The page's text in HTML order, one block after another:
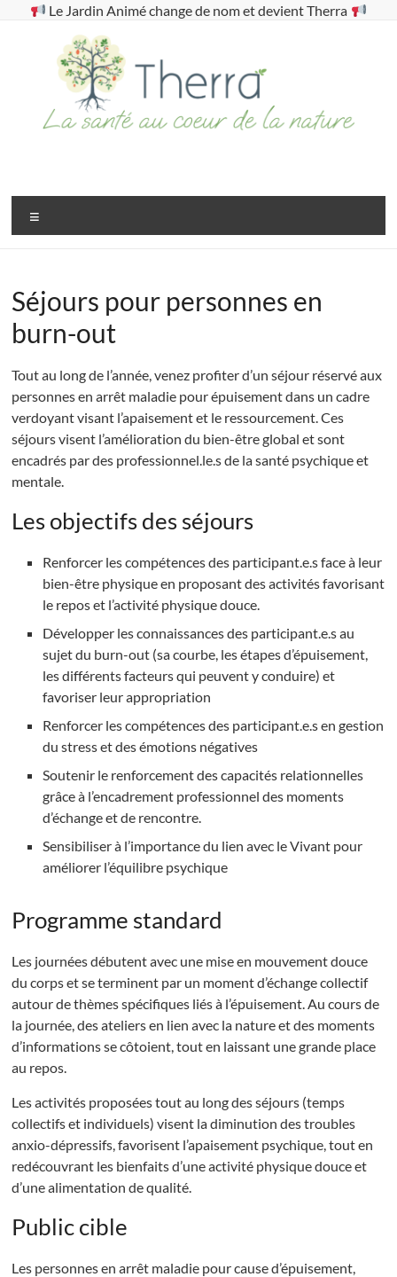
Le Jardin Animé change de nom et devient Therra
santé
la
nature
Séjours pour personnes en
burn-out
Tout au long de l’année, venez profiter d’un séjour réservé aux
personnes en arrêt maladie pour épuisement dans un cadre
verdoyant visant l’apaisement et le ressourcement. Ces
séjours visent l’amélioration du bien-être global et sont
encadrés par des professionnel.le.s de la santé psychique et
mentale.
Les objectifs des séjours
Renforcer les compétences des participant.e.s face à leur
bien-être physique en proposant des activités favorisant
le repos et l’activité physique douce.
Développer les connaissances des participant.e.s au
sujet du burn-out (sa courbe, les étapes d’épuisement,
les différents facteurs qui peuvent y conduire) et
favoriser leur appropriation
Renforcer les compétences des participant.e.s en gestion
du stress et des émotions négatives
Soutenir le renforcement des capacités relationnelles
grâce à l’encadrement professionnel des moments
d’échange et de rencontre.
Sensibiliser à l’importance du lien avec le Vivant pour
améliorer l’équilibre psychique
Programme standard
Les journées débutent avec une mise en mouvement douce
du corps et se terminent par un moment d’échange collectif
autour de thèmes spécifiques liés à l’épuisement. Au cours de
la journée, des ateliers en lien avec la nature et des moments
d’informations se côtoient, tout en laissant une grande place
au repos.
Les activités proposées tout au long des séjours (temps
collectifs et individuels) visent la diminution des troubles
anxio-dépressifs, favorisent l’apaisement psychique, tout en
redécouvrant les bienfaits d’une activité physique douce et
d’une alimentation de qualité.
Public cible
Les personnes en arrêt maladie pour cause d’épuisement,